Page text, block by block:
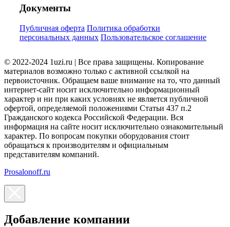
Документы
Публичная оферта Политика обработки
персональных данных Пользовательское соглашение
© 2022-2024 1uzi.ru | Все права защищены. Копирование
материалов возможно только с активной ссылкой на
первоисточник. Обращаем ваше внимание на то, что данный
интернет-сайт носит исключительно информационный
характер и ни при каких условиях не является публичной
офертой, определяемой положениями Статьи 437 п.2
Гражданского кодекса Российской Федерации. Вся
информация на сайте носит исключительно ознакомительный
характер. По вопросам покупки оборудования стоит
обращаться к производителям и официальным
представителям компаний.
Prosalonoff.ru
Добавление компании